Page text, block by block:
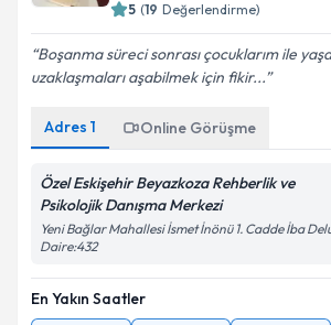
5 (19 Değerlendirme)
Boşanma süreci sonrası çocuklarım ile
uzaklaşmaları aşabilmek için fikir...
Adres 1 Online Görüşme
Özel Eskişehir Beyazkoza Rehberlik ve
Psikolojik Danışma Merkezi
Yeni Bağlar Mahallesi İsmet İnönü 1. Cadde İba
Daire:432
En Yakın Saatler